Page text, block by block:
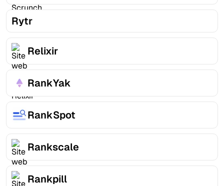
Rytr
Relixir
RankYak
RankSpot
Rankscale
Rankpill